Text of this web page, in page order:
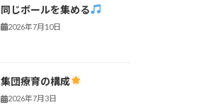
同じボールを集める
2026年7月10日
集団療育の構成
2026年7月3日